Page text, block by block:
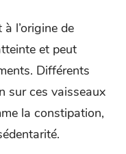
l’origine de
et peut
Différents
sur ces vaisseaux
la constipation,